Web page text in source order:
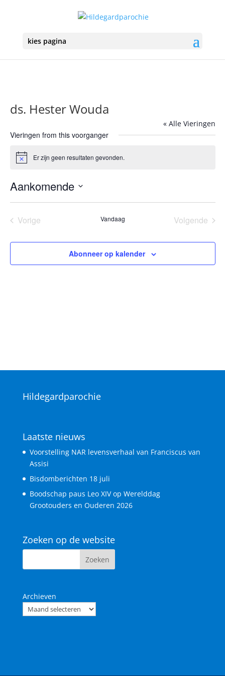
kies pagina
ds. Hester Wouda
« Alle Vieringen
Vieringen from this voorganger
BerichtEr zijn geen resultaten gevonden.
Aankomende
datum.
Vorige
Vandaag
Volgende
Abonneer op kalender
Hildegardparochie
Laatste nieuws
Voorstelling NAR levensverhaal van Franciscus van
Assisi
Bisdomberichten 18 juli
Boodschap paus Leo XIV op Werelddag
Grootouders en Ouderen 2026
Zoeken op de website
Archieven